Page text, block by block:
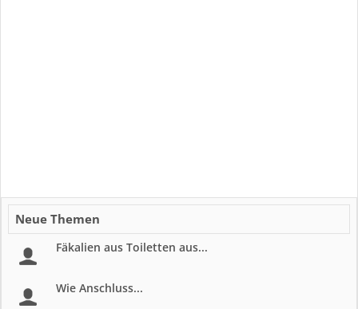
Neue Themen
Fäkalien aus Toiletten aus...
Wie Anschluss...